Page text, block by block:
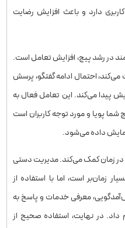
دارد و باعث افزایش رضایت
در رشد پیج، افزایش تعامل است.
می‌کند، احتمال ادامه گفتگو، پرسش
پیدا می‌کند. این تعامل فعال به
شما پویا و مورد توجه کاربران است
نمایش داده می‌شود.
زمان کمک می‌کند. مدیریت دستی
زمان‌بر است، اما با استفاده از
معرفی خدمات و پاسخ به
داد. در نهایت، استفاده صحیح از